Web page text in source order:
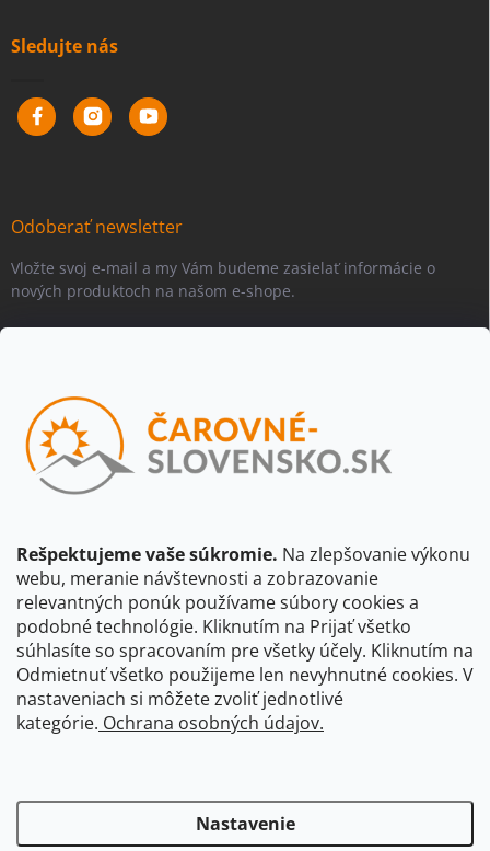
Rešpektujeme vaše súkromie. Na zlepšovanie výkonu
webu, meranie návštevnosti a zobrazovanie
relevantných ponúk používame súbory cookies a
podobné technológie. Kliknutím na Prijať všetko
súhlasíte so spracovaním pre všetky účely. Kliknutím na
Odmietnuť všetko použijeme len nevyhnutné cookies. V
nastaveniach si môžete zvoliť jednotlivé
kategórie. Ochrana osobných údajov.
Nastavenie
Sledujte nás
Odoberať newsletter
Vložte svoj e-mail a my Vám budeme zasielať informácie o
nových produktoch na našom e-shope.
Vložením e-mailu súhlasíte spodmienkami ochrany osobných
údajov
Beriem na vedomie, že adresa bude spracovaná za účelom
údajov dostupnými na tejto stránke.
Prihlásiť sa
CBS Slovensko CBS Česko Shocart
VKÚ Mapy Harmanec
Čarovné Česko